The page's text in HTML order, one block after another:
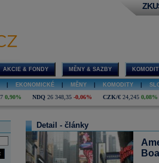
AKCIE & FONDY MĚNY & SAZBY
EKONOMICKÉ MĚNY KOMODITY
0,90% NDQ 26 348,35 -0,06% CZK/€ 24,245 0,08%
Detail - články